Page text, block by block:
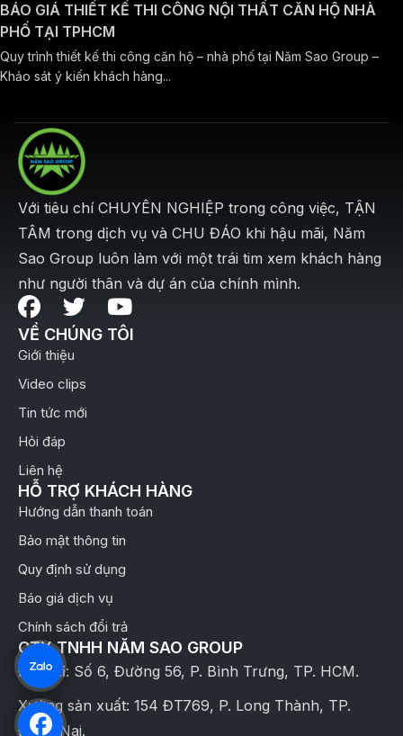
BÁO GIÁ THIẾT KẾ THI CÔNG NỘI THẤT CĂN HỘ NHÀ
PHỐ TẠI TPHCM
Quy trình thiết kế thi công căn hộ – nhà phố tại Năm Sao Group –
Khảo sát ý kiến khách hàng...
Với tiêu chí CHUYÊN NGHIỆP trong công việc, TẬN
TÂM trong dịch vụ và CHU ĐÁO khi hậu mãi, Năm
Sao Group luôn làm với một trái tim xem khách hàng
như người thân và dự án của chính mình.
VỀ CHÚNG TÔI
Giới thiệu
Video clips
Tin tức mới
Hỏi đáp
Liên hệ
HỖ TRỢ KHÁCH HÀNG
Hướng dẫn thanh toán
Bảo mật thông tin
Quy định sử dụng
Báo giá dịch vụ
Chính sách đổi trả
CTY TNHH NĂM SAO GROUP
Địa chỉ: Số 6, Đường 56, P. Bình Trưng, TP. HCM.
Xưởng sản xuất: 154 ĐT769, P. Long Thành, TP.
Đồng Nai.